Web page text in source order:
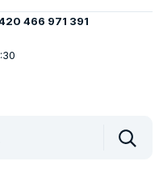
466 971 391